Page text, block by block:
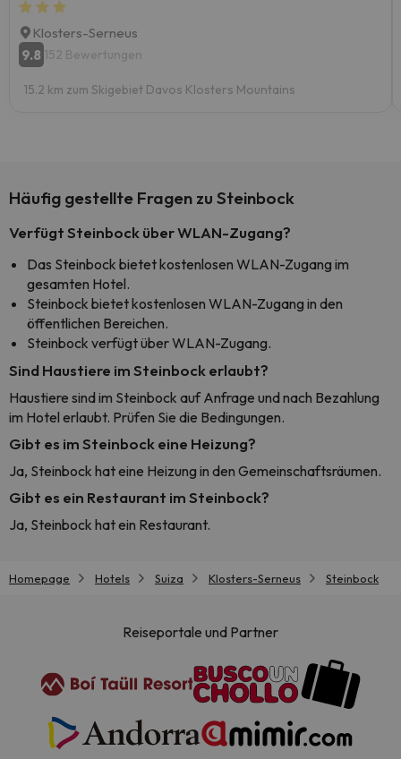
Klosters-Serneus
9.8 152 Bewertungen
15.2 km zum Skigebiet Davos Klosters Mountains
Häufig gestellte Fragen zu Steinbock
Verfügt Steinbock über WLAN-Zugang?
Das Steinbock bietet kostenlosen WLAN-Zugang im
gesamten Hotel.
Steinbock bietet kostenlosen WLAN-Zugang in den
öffentlichen Bereichen.
Steinbock verfügt über WLAN-Zugang.
Sind Haustiere im Steinbock erlaubt?
Haustiere sind im Steinbock auf Anfrage und nach Bezahlung
im Hotel erlaubt. Prüfen Sie die Bedingungen.
Gibt es im Steinbock eine Heizung?
Ja, Steinbock hat eine Heizung in den Gemeinschaftsräumen.
Gibt es ein Restaurant im Steinbock?
Ja, Steinbock hat ein Restaurant.
Homepage Hotels Suiza Klosters-Serneus Steinbock
Reiseportale und Partner